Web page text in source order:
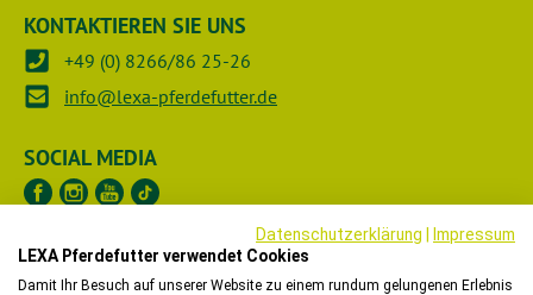
KONTAKTIEREN SIE UNS
+49 (0) 8266/86 25-26
info@lexa-pferdefutter.de
SOCIAL MEDIA
UNTERNEHMEN
Datenschutzerklärung
Impressum
LEXA Pferdefutter verwendet Cookies
Damit Ihr Besuch auf unserer Website zu einem rundum gelungenen Erlebnis